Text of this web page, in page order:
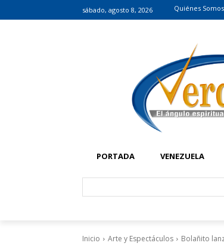
sábado, agosto 8, 2026 Quiénes Somos
PORTADA VENEZUELA
Inicio Arte y Espectáculos Bolañito